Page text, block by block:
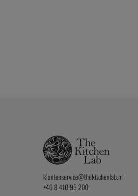
klantenservice@thekitchenlab.nl
+46 8 410 95 200